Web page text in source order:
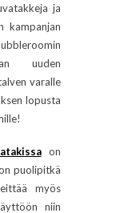
ja
kampanjan
uuden
varalle
lopusta
on
puolipitkä
myös
niin